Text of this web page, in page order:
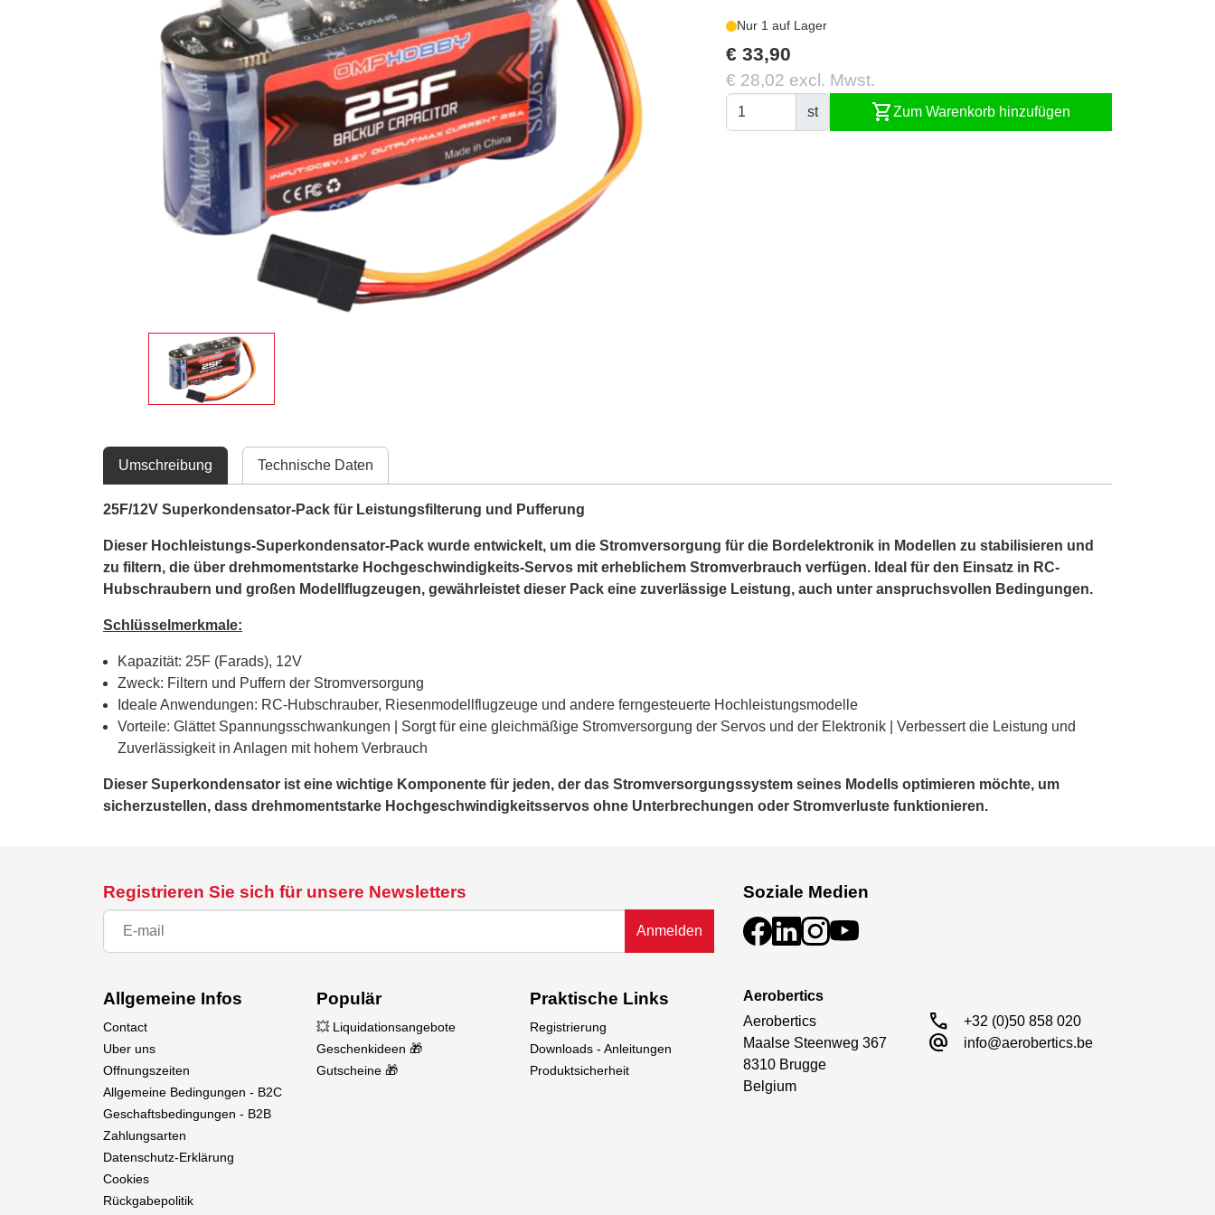
Nur 1 auf Lager
€ 33,90
€ 28,02 excl. Mwst.
st shopping_cartZum Warenkorb hinzufügen
Umschreibung Technische Daten
25F/12V Superkondensator-Pack für Leistungsfilterung und Pufferung
Dieser Hochleistungs-Superkondensator-Pack wurde entwickelt, um die Stromversorgung für die Bordelektronik in Modellen zu stabilisieren und
zu filtern, die über drehmomentstarke Hochgeschwindigkeits-Servos mit erheblichem Stromverbrauch verfügen. Ideal für den Einsatz in RC-
Hubschraubern und großen Modellflugzeugen, gewährleistet dieser Pack eine zuverlässige Leistung, auch unter anspruchsvollen Bedingungen.
Schlüsselmerkmale:
Kapazität: 25F (Farads), 12V
Zweck: Filtern und Puffern der Stromversorgung
Ideale Anwendungen: RC-Hubschrauber, Riesenmodellflugzeuge und andere ferngesteuerte Hochleistungsmodelle
Vorteile: Glättet Spannungsschwankungen | Sorgt für eine gleichmäßige Stromversorgung der Servos und der Elektronik | Verbessert die Leistung und
Zuverlässigkeit in Anlagen mit hohem Verbrauch
Dieser Superkondensator ist eine wichtige Komponente für jeden, der das Stromversorgungssystem seines Modells optimieren möchte, um
sicherzustellen, dass drehmomentstarke Hochgeschwindigkeitsservos ohne Unterbrechungen oder Stromverluste funktionieren.
Registrieren Sie sich für unsere Newsletters
Anmelden
Soziale Medien
Allgemeine Infos
Contact
Uber uns
Offnungszeiten
Allgemeine Bedingungen - B2C
Geschaftsbedingungen - B2B
Zahlungsarten
Datenschutz-Erklärung
Cookies
Rückgabepolitik
Populär
💥 Liquidationsangebote
Geschenkideen 🎁
Gutscheine 🎁
Praktische Links
Registrierung
Downloads - Anleitungen
Produktsicherheit
Aerobertics
Aerobertics
Maalse Steenweg 367
8310 Brugge
Belgium
call +32 (0)50 858 020
alternate_email info@aerobertics.be